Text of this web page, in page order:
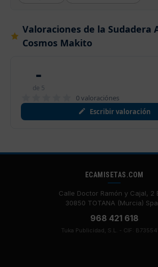
Valoraciones de la Sudadera
Cosmos Makito
-
de 5
0 valoraciónes
Escribir valoración
ECAMISETAS.COM
Calle Doctor Ramón y Cajal, 2
30850 TOTANA (Murcia)
968 421 618
Tuka Publicidad, S.L. - CIF: